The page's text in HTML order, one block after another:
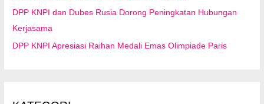
DPP KNPI dan Dubes Rusia Dorong Peningkatan Hubungan
Kerjasama
DPP KNPI Apresiasi Raihan Medali Emas Olimpiade Paris